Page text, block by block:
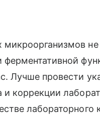
ферментативной
Лучше провести
и коррекции